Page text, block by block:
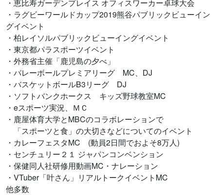
・恵比寿ガーデンプレイス オフィスワーカー卓球大会
・ラグビーワールドカップ2019熊谷パブリックビューイン
グイベント
・柏レイソルパブリックビューイングイベント
・東京都パラスポーツイベント
・外務省主催「鹿児島の夕べ」
・バレーボールプレミアリーグ MC、DJ
・バスケットボールB3リーグ DJ
・ソフトバンクホークス キッズ野球教室MC
・eスポーツ実況、ＭＣ
・鹿屋体育大学とMBCのコラボレーションで
「スポーツと食」の大切さなどについてのイベント
・カレーフェスタMC (動員2日間でおよそ8万人)
・センチュリー２１ ジャパンコンベンション
・保健同人社研修用動画MC・ナレーション
・VTuber「叶さん」リアルトークイベントMC
他多数